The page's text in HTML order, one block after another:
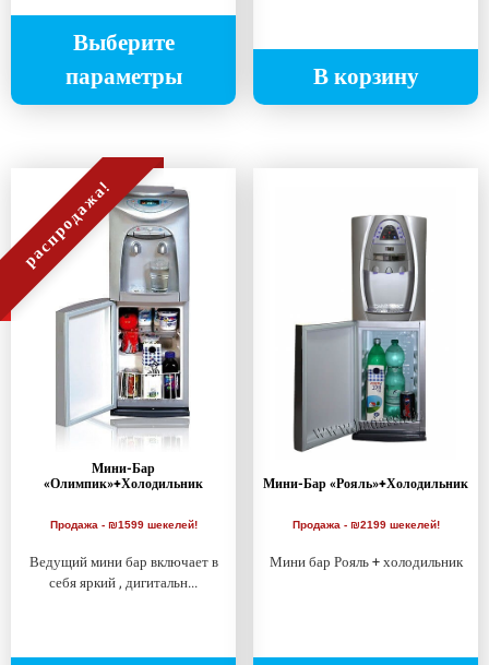
Выберите
параметры
В корзину
распродажа!
Мини-Бар
«Олимпик»+Холодильник
Продажа - ₪1599 шекелей!
Ведущий мини бар включает в
себя яркий , дигитальн...
Мини-Бар «Рояль»+Холодильник
Продажа - ₪2199 шекелей!
Мини бар Рояль + холодильник